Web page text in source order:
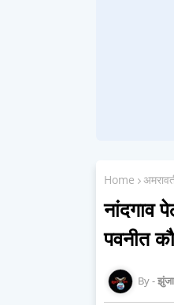
Home
नांदगाव
पवनीत